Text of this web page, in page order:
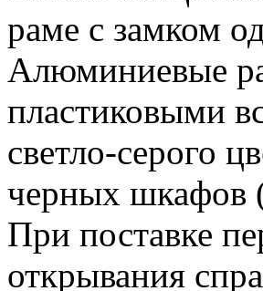
раме с замком
Алюминиевые
пластиковыми
светло-серого
черных шкафов
При поставке
открывания